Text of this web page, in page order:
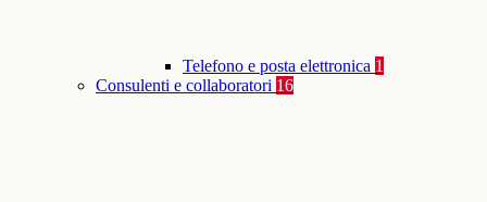
Telefono e posta elettronica 1
Consulenti e collaboratori 16